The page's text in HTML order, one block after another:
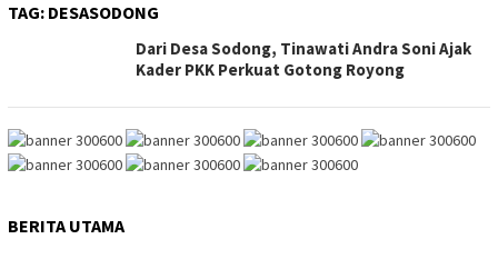
TAG: DESASODONG
Dari Desa Sodong, Tinawati Andra Soni Ajak
Kader PKK Perkuat Gotong Royong
BERITA UTAMA